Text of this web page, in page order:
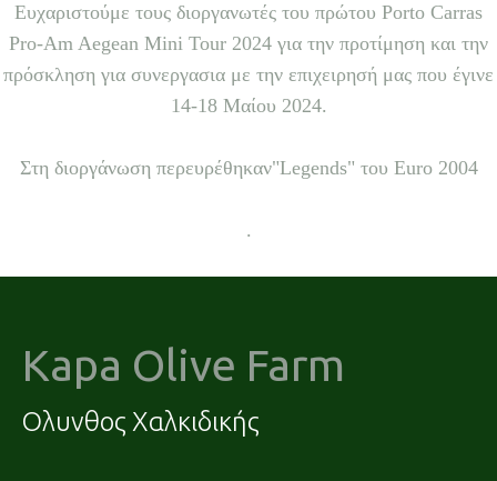
Ευχαριστούμε τους διοργανωτές του πρώτου Porto Carras
Pro-Am Aegean Mini Tour 2024 για την προτίμηση και την
πρόσκληση για συνεργασια με την επιχειρησή μας που έγινε
14-18 Μαίου 2024.
Στη διοργάνωση περευρέθηκαν"Legends" του Euro 2004
.
Kapa Olive Farm
Ολυνθος Χαλκιδικής